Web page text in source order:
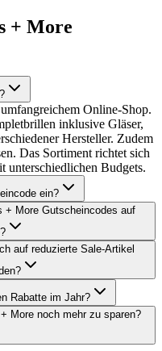
+ More
Online-Shop.
inklusive Gläser,
Hersteller. Zudem
Das Sortiment richtet sich
unterschiedlichen Budgets.
ein?
+ More Gutscheincodes auf
auf reduzierte Sale-Artikel
Rabatte im Jahr?
More noch mehr zu sparen?